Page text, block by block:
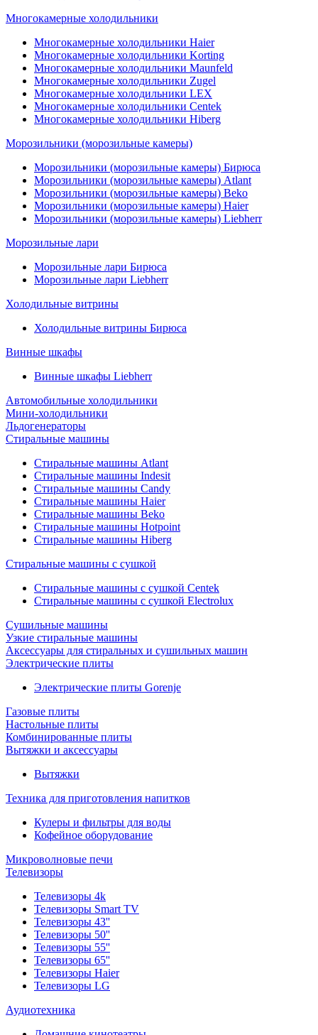
Многокамерные холодильники
Многокамерные холодильники Haier
Многокамерные холодильники Korting
Многокамерные холодильники Maunfeld
Многокамерные холодильники Zugel
Многокамерные холодильники LEX
Многокамерные холодильники Centek
Многокамерные холодильники Hiberg
Морозильники (морозильные камеры)
Морозильники (морозильные камеры) Бирюса
Морозильники (морозильные камеры) Atlant
Морозильники (морозильные камеры) Beko
Морозильники (морозильные камеры) Haier
Морозильники (морозильные камеры) Liebherr
Морозильные лари
Морозильные лари Бирюса
Морозильные лари Liebherr
Холодильные витрины
Холодильные витрины Бирюса
Винные шкафы
Винные шкафы Liebherr
Автомобильные холодильники
Мини-холодильники
Льдогенераторы
Стиральные машины
Стиральные машины Atlant
Стиральные машины Indesit
Стиральные машины Candy
Стиральные машины Haier
Стиральные машины Beko
Стиральные машины Hotpoint
Стиральные машины Hiberg
Стиральные машины с сушкой
Стиральные машины с сушкой Centek
Стиральные машины с сушкой Electrolux
Сушильные машины
Узкие стиральные машины
Аксессуары для стиральных и сушильных машин
Электрические плиты
Электрические плиты Gorenje
Газовые плиты
Настольные плиты
Комбинированные плиты
Вытяжки и аксессуары
Вытяжки
Техника для приготовления напитков
Кулеры и фильтры для воды
Кофейное оборудование
Микроволновые печи
Телевизоры
Телевизоры 4k
Телевизоры Smart TV
Телевизоры 43''
Телевизоры 50''
Телевизоры 55''
Телевизоры 65''
Телевизоры Haier
Телевизоры LG
Аудиотехника